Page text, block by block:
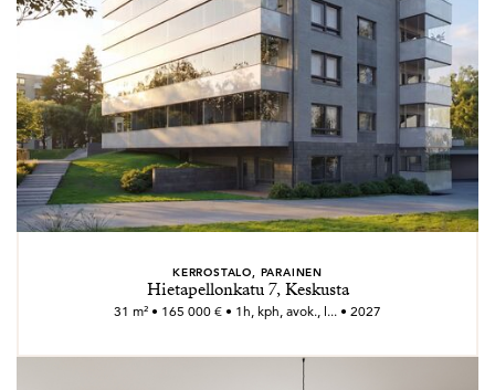
KERROSTALO, PARAINEN
Hietapellonkatu 7, Keskusta
31 m² • 165 000 € • 1h, kph, avok., l... • 2027